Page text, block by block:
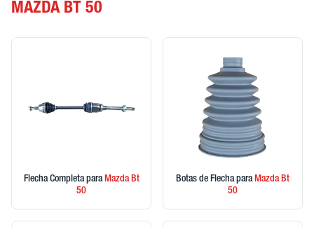
MAZDA BT 50
Flecha Completa paraMazdaBt
50
Botas de Flecha paraMazdaBt
50